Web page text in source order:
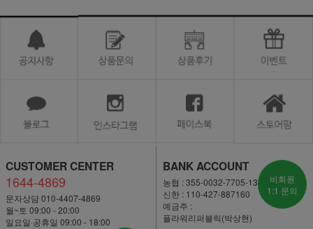
CUSTOMER CENTER
1644-4869
문자상담 010-4407-4869
월~토 09:00 - 20:00
일요일·공휴일 09:00 - 18:00
BANK ACCOUNT
농협 : 355-0032-7705-13
신한 : 110-427-887160
예금주 :
플라워리퍼블릭(박상현)
비회원
1:1 문의